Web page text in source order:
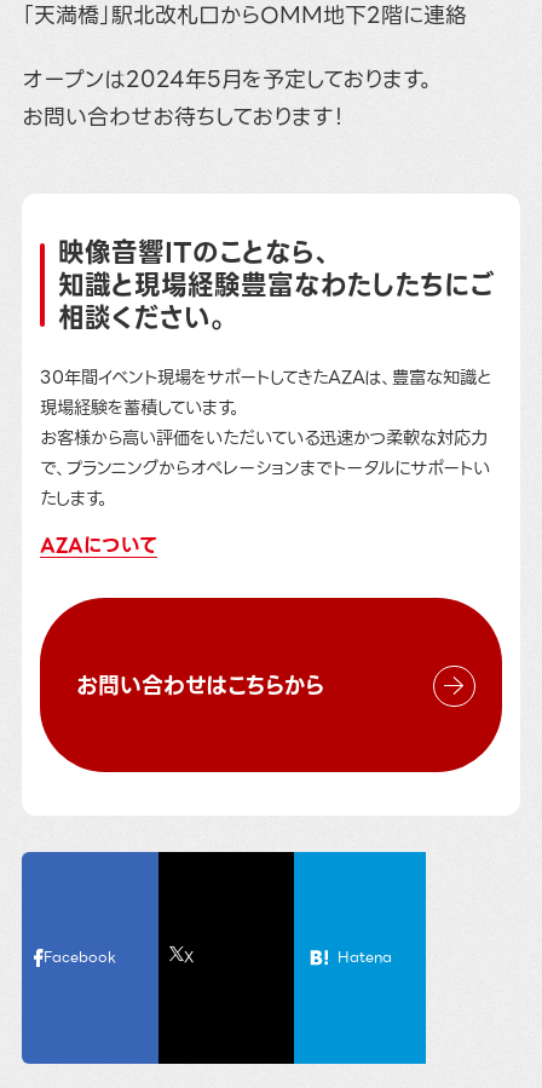
「天満橋」駅北改札口からOMM地下2階に連絡
オープンは2024年5月を予定しております。
お問い合わせお待ちしております！
映像音響ITのことなら、
知識と現場経験豊富なわたしたちにご
相談ください。
30年間イベント現場をサポートしてきたAZAは、豊富な知識と
現場経験を蓄積しています。
お客様から高い評価をいただいている迅速かつ柔軟な対応力
で、プランニングからオペレーションまでトータルにサポートい
たします。
AZAについて
お問い合わせはこちらから
Facebook X Hatena